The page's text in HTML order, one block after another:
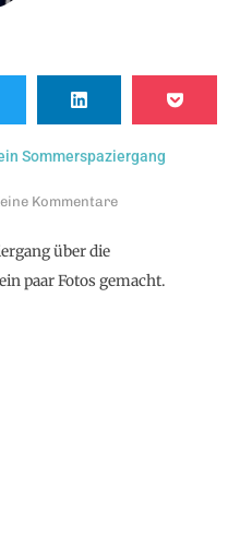
Sommerspaziergang
Kommentare
über die
paar Fotos gemacht.